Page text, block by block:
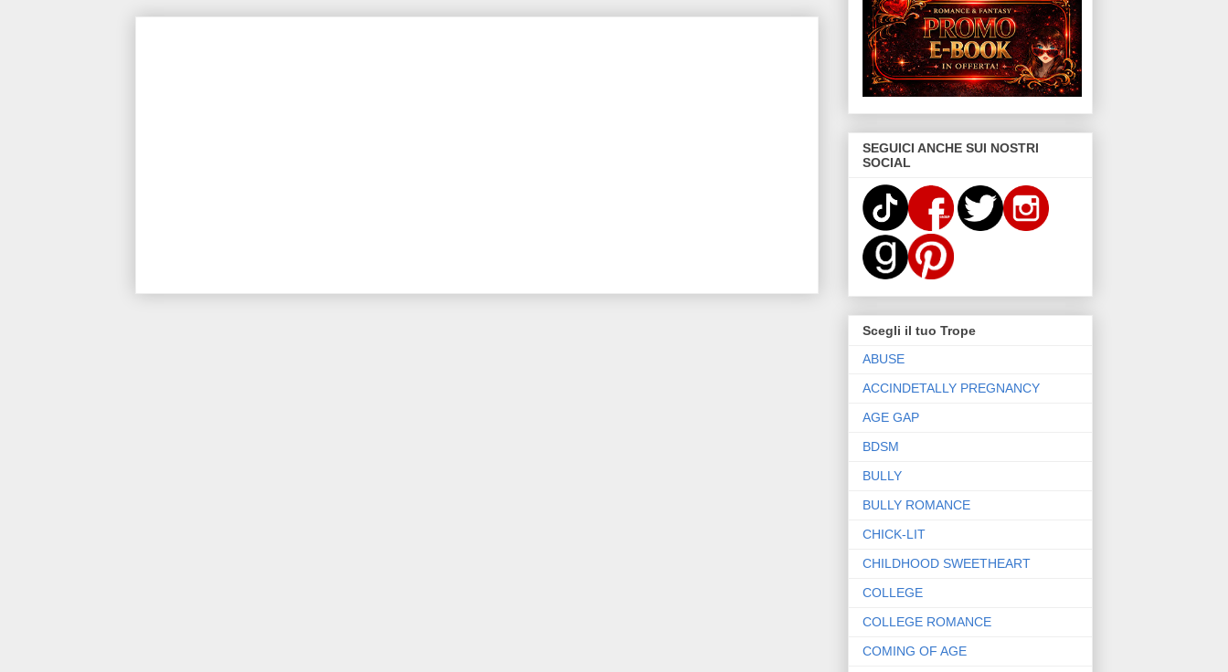
SEGUICI ANCHE SUI NOSTRI
SOCIAL
Scegli il tuo Trope
ABUSE
ACCINDETALLY PREGNANCY
AGE GAP
BDSM
BULLY
BULLY ROMANCE
CHICK-LIT
CHILDHOOD SWEETHEART
COLLEGE
COLLEGE ROMANCE
COMING OF AGE